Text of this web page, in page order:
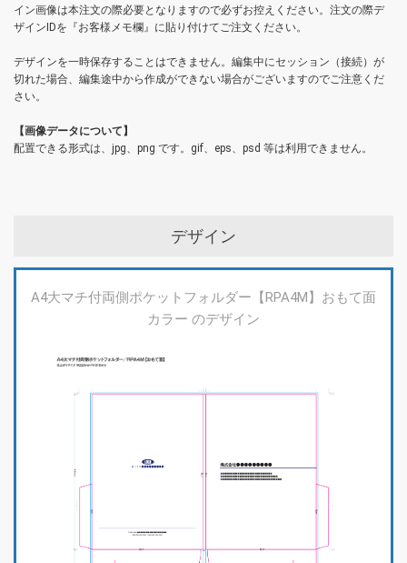
イン画像は本注文の際必要となりますので必ずお控えください。注文の際デ
ザインIDを『お客様メモ欄』に貼り付けてご注文ください。
デザインを一時保存することはできません。編集中にセッション（接続）が
切れた場合、編集途中から作成ができない場合がございますのでご注意くだ
さい。
【画像データについて】
配置できる形式は、jpg、png です。gif、eps、psd 等は利用できません。
デザイン
A4大マチ付両側ポケットフォルダー【RPA4M】おもて面
カラー のデザイン